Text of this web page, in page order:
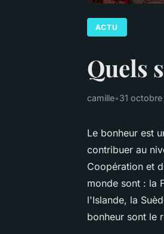
ACTU
Quels
camille•31
Le bonheur est
contribuer au
Coopération et
monde sont : la
l'Islande, la
bonheur sont le